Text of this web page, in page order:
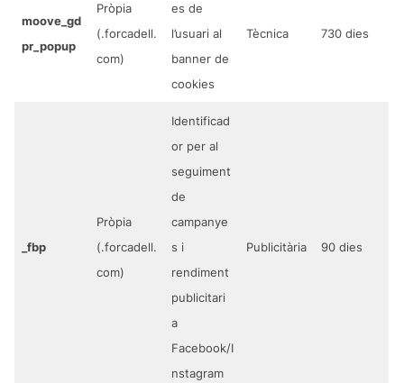
moove_gd
pr_popup
Pròpia
(.forcadell.
com)
es de
l’usuari al
banner de
cookies
Tècnica 730 dies
_fbp
Pròpia
(.forcadell.
com)
Identificad
or per al
seguiment
de
campanye
s i
rendiment
publicitari
a
Facebook/I
nstagram
Publicitària 90 dies